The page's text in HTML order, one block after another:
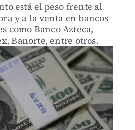
está el peso frente al
y a la venta en bancos
como Banco Azteca,
Banorte, entre otros.